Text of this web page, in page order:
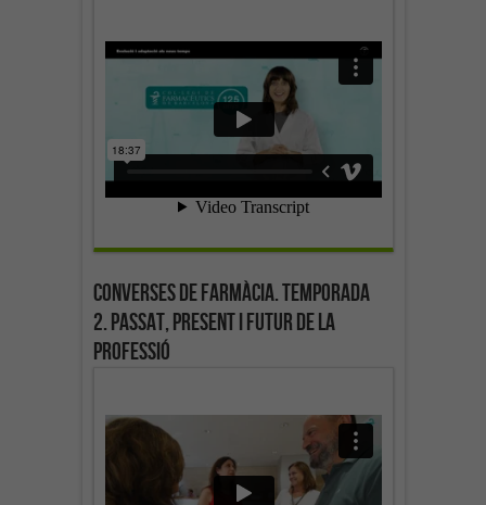
Converses de farmàcia. Temporada
2. Passat, present i futur de la
professió